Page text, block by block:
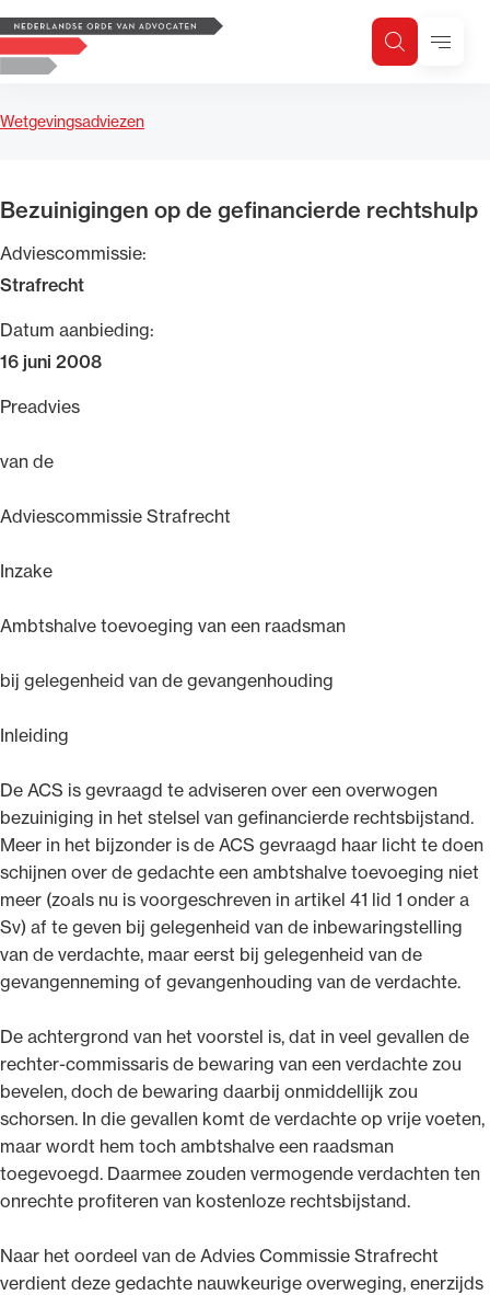
Logo, to the homepage
ZoekenMenu
Wetgevingsadviezen
Bezuinigingen op de gefinancierde rechtshulp
Adviescommissie:
Strafrecht
Datum aanbieding:
16 juni 2008
Preadvies
van de
Adviescommissie Strafrecht
Inzake
Ambtshalve toevoeging van een raadsman
bij gelegenheid van de gevangenhouding
Inleiding
De ACS is gevraagd te adviseren over een overwogen
bezuiniging in het stelsel van gefinancierde rechtsbijstand.
Meer in het bijzonder is de ACS gevraagd haar licht te doen
schijnen over de gedachte een ambtshalve toevoeging niet
meer (zoals nu is voorgeschreven in artikel 41 lid 1 onder a
Sv) af te geven bij gelegenheid van de inbewaringstelling
van de verdachte, maar eerst bij gelegenheid van de
gevangenneming of gevangenhouding van de verdachte.
De achtergrond van het voorstel is, dat in veel gevallen de
rechter-commissaris de bewaring van een verdachte zou
bevelen, doch de bewaring daarbij onmiddellijk zou
schorsen. In die gevallen komt de verdachte op vrije voeten,
maar wordt hem toch ambtshalve een raadsman
toegevoegd. Daarmee zouden vermogende verdachten ten
onrechte profiteren van kostenloze rechtsbijstand.
Naar het oordeel van de Advies Commissie Strafrecht
verdient deze gedachte nauwkeurige overweging, enerzijds
Zoeken
Zoek op trefwoord
Uitgelicht
Alle wet- en regelgeving voor de advocatuur.
Van de Advocatenwet tot de Verordening op
de advocatuur (Voda) en de Regeling op de
advocatuur (Roda).
Ondersteuning voor advocaten bij hun
beroepsuitoefening: van de advocatenpas tot
het rechtsgebiedenregister en
geheimhoudernummers.